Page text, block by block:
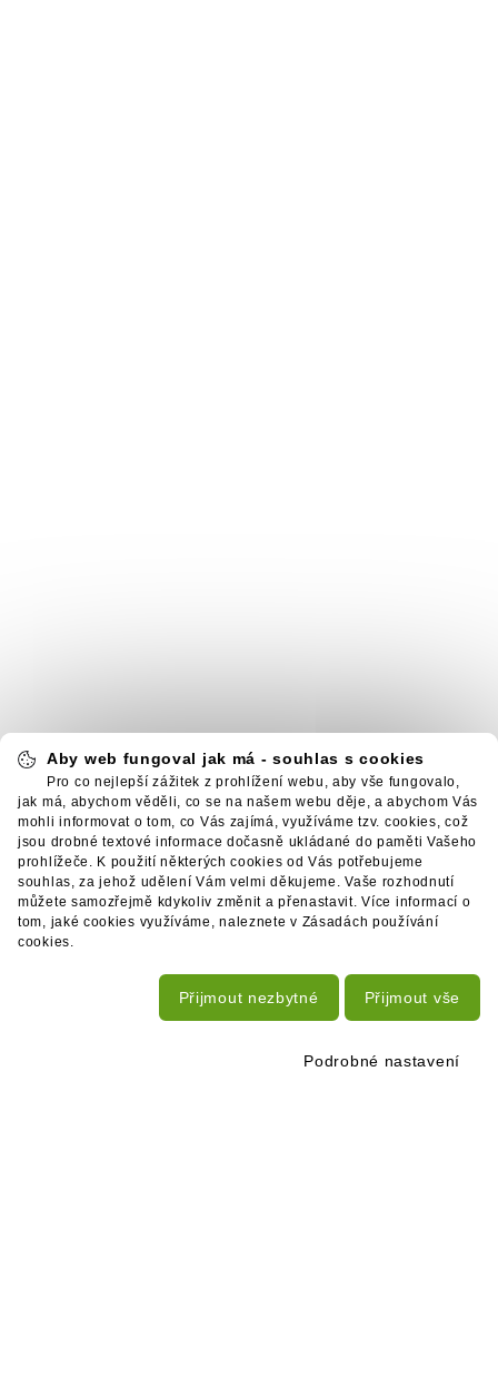
Aby web fungoval jak má - souhlas s cookies
Pro co nejlepší zážitek z prohlížení webu, aby vše fungovalo,
jak má, abychom věděli, co se na našem webu děje, a abychom Vás
mohli informovat o tom, co Vás zajímá, využíváme tzv. cookies, což
jsou drobné textové informace dočasně ukládané do paměti Vašeho
prohlížeče. K použití některých cookies od Vás potřebujeme
souhlas, za jehož udělení Vám velmi děkujeme. Vaše rozhodnutí
můžete samozřejmě kdykoliv změnit a přenastavit. Více informací o
tom, jaké cookies využíváme, naleznete v Zásadách používání
cookies.
Přijmout vše
Přijmout nezbytné
Podrobné nastavení